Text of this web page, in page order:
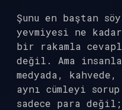
Şunu en baştan
yevmiyesi ne
bir rakamla
değil. Ama
medyada,
aynı cümleyi
sadece para değil;